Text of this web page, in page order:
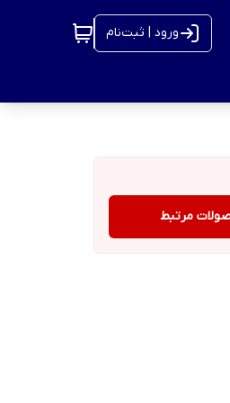
ورود | ثبت‌نام
مرتبط